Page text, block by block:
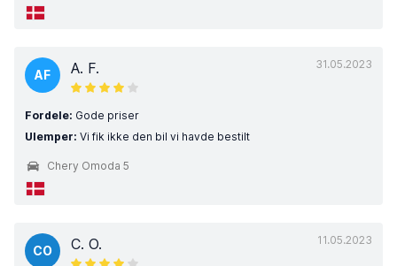
31.05.2023
AF A. F.
Fordele: Gode priser
Ulemper: Vi fik ikke den bil vi havde bestilt
Chery Omoda 5
11.05.2023
CO C. O.